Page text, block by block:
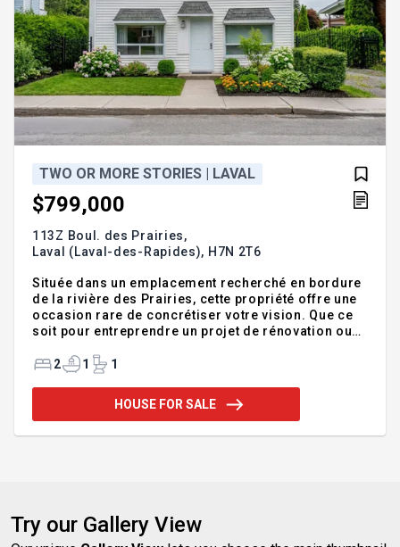
TWO OR MORE STORIES | LAVAL
$799,000
113Z Boul. des Prairies,
Laval (Laval-des-Rapides), H7N 2T6
Située dans un emplacement recherché en bordure
de la rivière des Prairies, cette propriété offre une
occasion rare de concrétiser votre vision. Que ce
soit pour entreprendre un projet de rénovation ou
rêves, les possibilités sont nombreuses. Profitez
vue imprenable sur l'eau et un environnement
paisible, tout en demeurant à proximité des
2 1 1
HOUSE FOR SALE
Try our Gallery View